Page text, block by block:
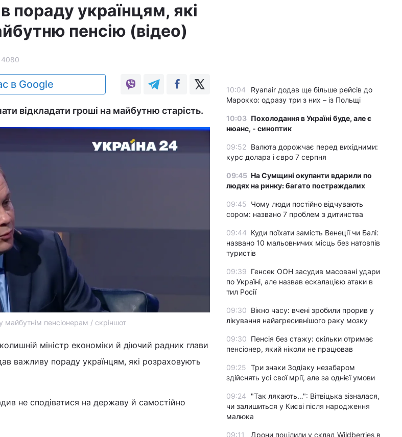
пораду українцям, які
пенсію (відео)
4080
в Google
відкладати гроші на майбутню старість.
пенсіонерам / скріншот
міністр економіки й діючий радник глави
важливу пораду українцям, які розраховують
не сподіватися на державу й самостійно
10:04
Ryanair додав ще більше рейсів до
Марокко: одразу три з них – із Польщі
10:03 Похолодання в Україні буде, але є
нюанс, - синоптик
09:52
Валюта дорожчає перед вихідними:
курс долара і євро 7 серпня
09:45 На Сумщині окупанти вдарили по
людях на ринку: багато постраждалих
09:45 Чому люди постійно відчувають
сором: названо 7 проблем з дитинства
09:44 Куди поїхати замість Венеції чи Балі:
названо 10 мальовничих місць без натовпів
туристів
09:39 Генсек ООН засудив масовані удари
по Україні, але назвав ескалацією атаки в
тил Росії
09:30 Вікно часу: вчені зробили прорив у
лікування найагресивнішого раку мозку
09:30 Пенсія без стажу: скільки отримає
пенсіонер, який ніколи не працював
09:25 Три знаки Зодіаку незабаром
здійснять усі свої мрії, але за однієї умови
09:24
"Так лякають…": Вітвіцька зізналася,
чи залишиться у Києві після народження
малюка
09:11 Дрони поцілили у склад Wildberries в